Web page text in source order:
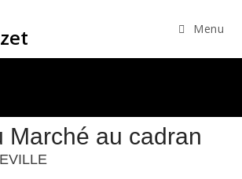
Menu
Marché au cadran